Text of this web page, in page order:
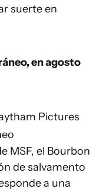
suerte en
en agosto
Pictures
MSF, el Bourbon
de salvamento
a una